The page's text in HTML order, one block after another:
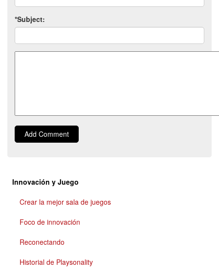
*Subject:
Add Comment
Innovación y Juego
Crear la mejor sala de juegos
Foco de innovación
Reconectando
Historial de Playsonality